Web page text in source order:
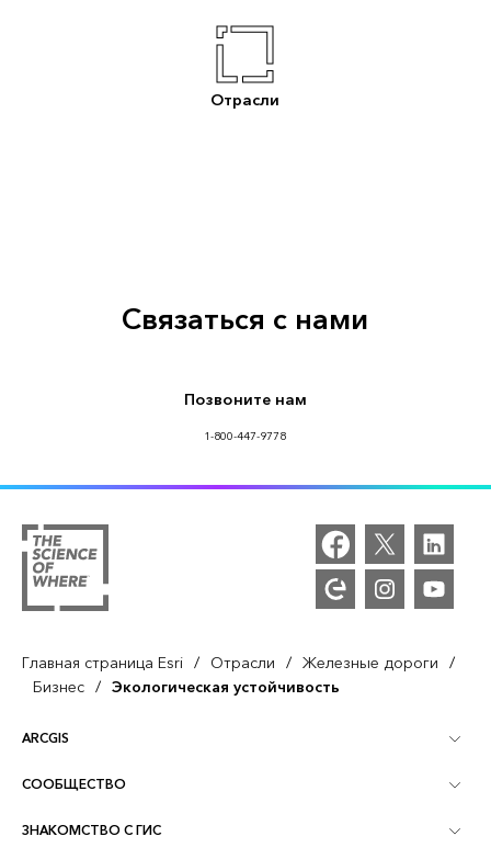
Отрасли
Связаться с нами
Позвоните нам
1-800-447-9778
Главная страница Esri / Отрасли / Железные дороги /
Бизнес / Экологическая устойчивость
ARCGIS
Обзор ArcGIS
Картография
СООБЩЕСТВО
Сообщества и форумы
ЗНАКОМСТВО С ГИС